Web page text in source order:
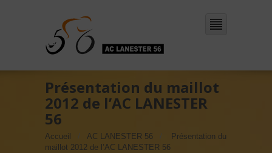
Présentation du maillot
2012 de l’AC LANESTER
56
Accueil AC LANESTER 56
Présentation du
maillot 2012 de l’AC LANESTER 56